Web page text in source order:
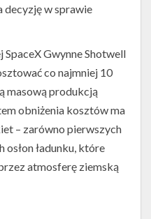
decyzję w sprawie
Gwynne Shotwell
co najmniej 10
masową produkcją
obniżenia kosztów ma
– zarówno pierwszych
ładunku, które
atmosferę ziemską